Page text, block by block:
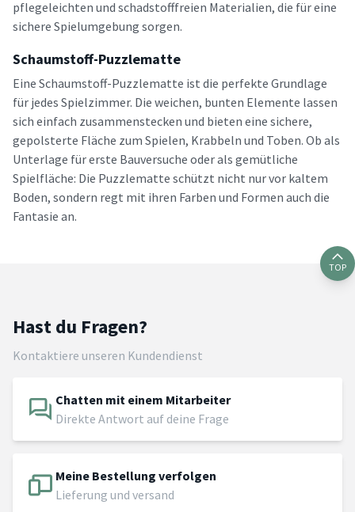
pflegeleichten und schadstofffreien Materialien, die für eine
sichere Spielumgebung sorgen.
Schaumstoff-Puzzlematte
Eine Schaumstoff-Puzzlematte ist die perfekte Grundlage
für jedes Spielzimmer. Die weichen, bunten Elemente lassen
sich einfach zusammenstecken und bieten eine sichere,
gepolsterte Fläche zum Spielen, Krabbeln und Toben. Ob als
Unterlage für erste Bauversuche oder als gemütliche
Spielfläche: Die Puzzlematte schützt nicht nur vor kaltem
Boden, sondern regt mit ihren Farben und Formen auch die
Fantasie an.
TOP
Hast du Fragen?
Kontaktiere unseren Kundendienst
Chatten mit einem Mitarbeiter
Direkte Antwort auf deine Frage
Meine Bestellung verfolgen
Lieferung und versand